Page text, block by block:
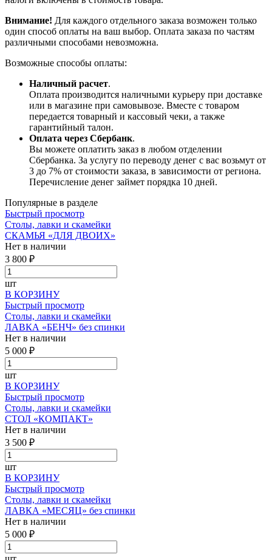
Внимание! Для каждого отдельного заказа возможен только
один способ оплаты на ваш выбор. Оплата заказа по частям
различными способами невозможна.
Возможные способы оплаты:
Наличный расчет.
Оплата производится наличными курьеру при доставке
или в магазине при самовывозе. Вместе с товаром
передается товарный и кассовый чеки, а также
гарантийный талон.
Оплата через Сбербанк.
Вы можете оплатить заказ в любом отделении
Сбербанка. За услугу по переводу денег с вас возьмут от
3 до 7% от стоимости заказа, в зависимости от региона.
Перечисление денег займет порядка 10 дней.
Популярные в разделе
Быстрый просмотр
Столы, лавки и скамейки
СКАМЬЯ «ДЛЯ ДВОИХ»
Нет в наличии
3 800 ₽
шт
В КОРЗИНУ
Быстрый просмотр
Столы, лавки и скамейки
ЛАВКА «БЕНЧ» без спинки
Нет в наличии
5 000 ₽
шт
В КОРЗИНУ
Быстрый просмотр
Столы, лавки и скамейки
СТОЛ «КОМПАКТ»
Нет в наличии
3 500 ₽
шт
В КОРЗИНУ
Быстрый просмотр
Столы, лавки и скамейки
ЛАВКА «МЕСЯЦ» без спинки
Нет в наличии
5 000 ₽